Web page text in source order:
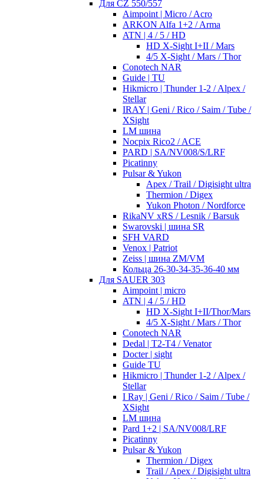
Для CZ 550/557
Aimpoint | Micro / Acro
ARKON Alfa 1+2 / Arma
ATN | 4 / 5 / HD
HD X-Sight I+II / Mars
4/5 X-Sight / Mars / Thor
Conotech NAR
Guide | TU
Hikmicro | Thunder 1-2 / Alpex /
Stellar
IRAY | Geni / Rico / Saim / Tube /
XSight
LM шина
Nocpix Rico2 / ACE
PARD | SA/NV008/S/LRF
Picatinny
Pulsar & Yukon
Apex / Trail / Digisight ultra
Thermion / Digex
Yukon Photon / Nordforce
RikaNV xRS / Lesnik / Barsuk
Swarovski | шина SR
SFH VARD
Venox | Patriot
Zeiss | шина ZM/VM
Кольца 26-30-34-35-36-40 мм
Для SAUER 303
Aimpoint | micro
ATN | 4 / 5 / HD
HD X-Sight I+II/Thor/Mars
4/5 X-Sight / Mars / Thor
Conotech NAR
Dedal | T2-T4 / Venator
Docter | sight
Guide TU
Hikmicro | Thunder 1-2 / Alpex /
Stellar
I Ray | Geni / Rico / Saim / Tube /
XSight
LM шина
Pard 1+2 | SA/NV008/LRF
Picatinny
Pulsar & Yukon
Thermion / Digex
Trail / Apex / Digisight ultra